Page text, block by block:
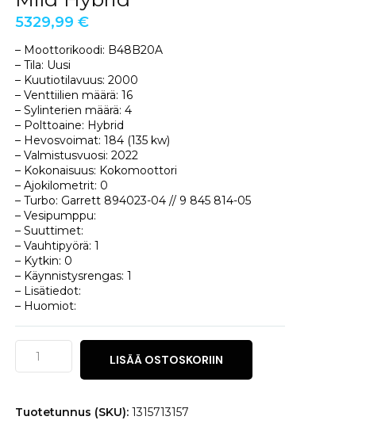
5329,99 €
– Moottorikoodi: B48B20A
– Tila: Uusi
– Kuutiotilavuus: 2000
– Venttiilien määrä: 16
– Sylinterien määrä: 4
– Polttoaine: Hybrid
– Hevosvoimat: 184 (135 kw)
– Valmistusvuosi: 2022
– Kokonaisuus: Kokomoottori
– Ajokilometrit: 0
– Turbo: Garrett 894023-04 // 9 845 814-05
– Vesipumppu:
– Suuttimet:
– Vauhtipyörä: 1
– Kytkin: 0
– Käynnistysrengas: 1
– Lisätiedot:
– Huomiot:
BMW
(G02)
20i
LISÄÄ OSTOSKORIIN
Tuotetunnus (SKU): 1315713157